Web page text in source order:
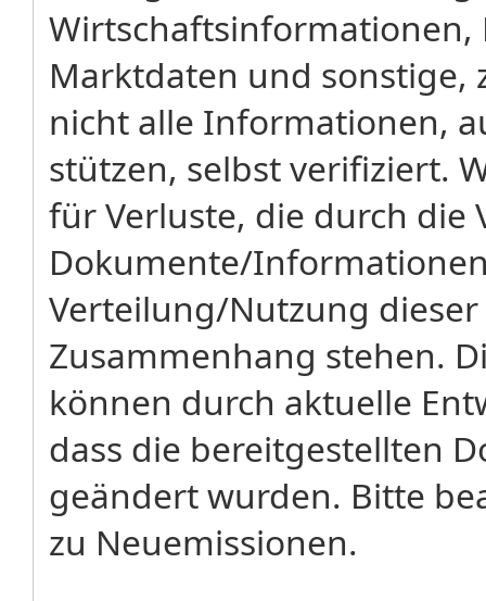
Wirtschaftsinformationen,
Marktdaten und sonstige,
nicht alle Informationen,
stützen, selbst verifiziert.
für Verluste, die durch
Dokumente/
Verteilung/Nutzung
Zusammenhang stehen.
können durch aktuelle
dass die bereitgestellten
geändert wurden. Bitte
zu Neuemissionen.